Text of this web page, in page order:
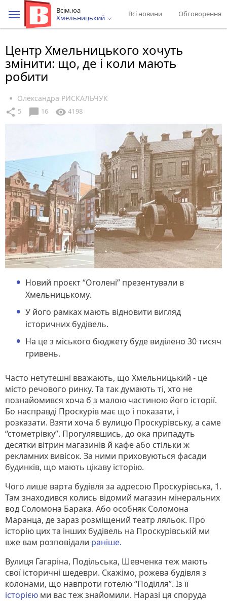
Всім.юа
Хмельницький
Всі новини Обговорення
Центр Хмельницького хочуть
змінити: що, де і коли мають
робити
Олександра РИСКАЛЬЧУК
share 5 chat_bubble 16 visibility 4198
Новий проєкт “Оголені” презентували в
Хмельницькому.
У його рамках мають відновити вигляд
історичних будівель.
На це з міського бюджету буде виділено 30 тисяч
гривень.
Часто нетутешні вважають, що Хмельницький - це
місто речового ринку. Та так думають ті, хто не
познайомився хоча б з малою частиною його історії.
Бо насправді Проскурів має що і показати, і
розказати. Взяти хоча б вулицю Проскурівську, а саме
“стометрівку”. Прогулявшись, до ока припадуть
десятки вітрин магазинів й кафе або стільки ж
рекламних вивісок. За ними приховуються фасади
будинків, що мають цікаву історію.
Чого лише варта будівля за адресою Проскурівська, 1.
Там знаходився колись відомий магазин мінеральних
вод Соломона Барака. Або особняк Соломона
Маранца, де зараз розміщений театр ляльок. Про
історію цих та інших будівель на Проскурівській ми
вже вам розповідали раніше.
Вулиця Гагаріна, Подільська, Шевченка теж мають
свої історичні шедеври. Скажімо, рожева будівля з
колонами, що навпроти готелю “Поділля”. Із її
історією ми вас теж знайомили. Наразі ця споруда